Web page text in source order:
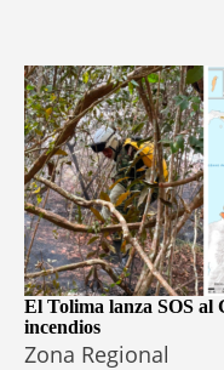
El Tolima lanza SOS al
incendios
Zona Regional